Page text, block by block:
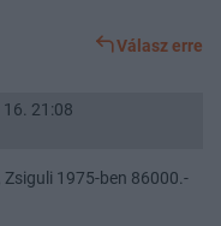
Válasz erre
21:08
1975-ben 86000.-